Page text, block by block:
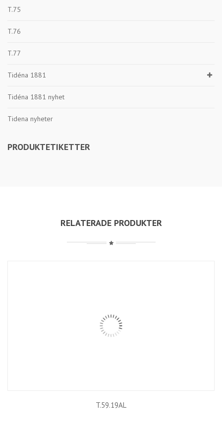
T.75
T.76
T.77
Tidéna 1881
Tidéna 1881 nyhet
Tidena nyheter
PRODUKTETIKETTER
RELATERADE PRODUKTER
T.59.19AL